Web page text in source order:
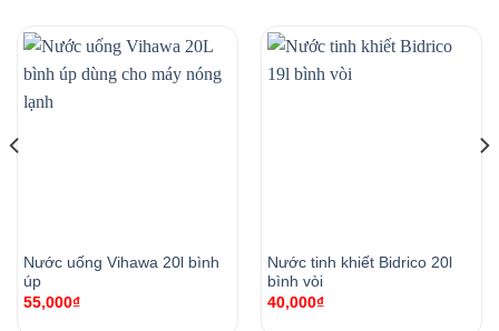
Nước uống Vihawa 20l bình
úp
55,000₫
Nước tinh khiết Bidrico 20l
bình vòi
40,000₫